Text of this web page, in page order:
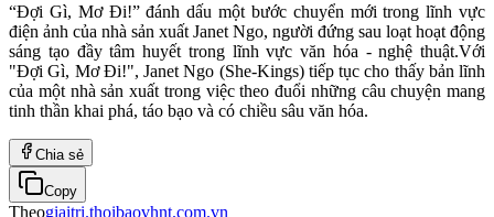
“Đợi Gì, Mơ Đi!” đánh dấu một bước chuyển mới trong lĩnh vực
điện ảnh của nhà sản xuất Janet Ngo, người đứng sau loạt hoạt động
sáng tạo đầy tâm huyết trong lĩnh vực văn hóa - nghệ thuật.Với
"Đợi Gì, Mơ Đi!", Janet Ngo (She-Kings) tiếp tục cho thấy bản lĩnh
của một nhà sản xuất trong việc theo đuổi những câu chuyện mang
tinh thần khai phá, táo bạo và có chiều sâu văn hóa.
Chia sẻ
Copy
Theogiaitri.thoibaovhnt.com.vn